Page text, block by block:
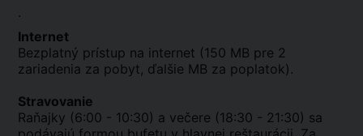
.
Internet
Bezplatný prístup na internet (150 MB pre 2
zariadenia za pobyt, ďalšie MB za poplatok).
Stravovanie
Raňajky (6:00 - 10:30) a večere (18:30 - 21:30) sa